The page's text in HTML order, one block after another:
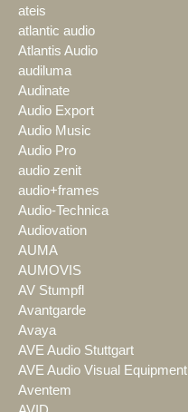
ateis
atlantic audio
Atlantis Audio
audiluma
Audinate
Audio Export
Audio Music
Audio Pro
audio zenit
audio+frames
Audio-Technica
Audiovation
AUMA
AUMOVIS
AV Stumpfl
Avantgarde
Avaya
AVE Audio Stuttgart
AVE Audio Visual Equipment
Aventem